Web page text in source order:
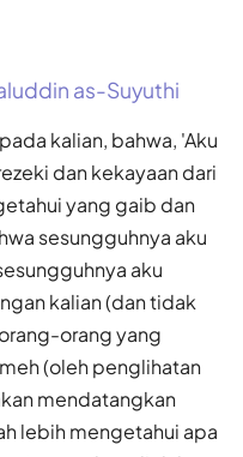
as-Suyuthi
kalian, bahwa, 'Aku
dan kekayaan dari
yang gaib dan
sesungguhnya aku
aku
kalian (dan tidak
orang yang
(oleh penglihatan
mendatangkan
lebih mengetahui apa